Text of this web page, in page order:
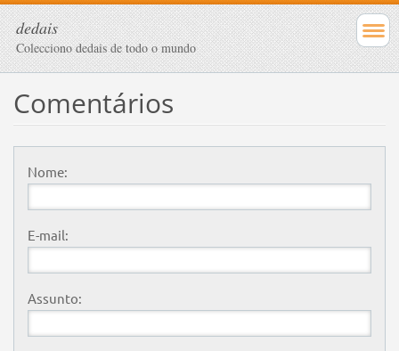
dedais
Colecciono dedais de todo o mundo
Comentários
Nome:
E-mail:
Assunto: